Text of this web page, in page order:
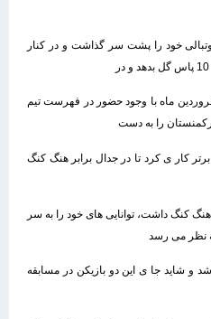
خود را پشت سر گذاشت و در کنار
ماه با وجود حضور در فهرست تیم
را به دست
کار ی کرد تا در جدال برابر هنگ‌ کنگ
کنگ داشت، توانایی‌ های خود را به سر
نظر می‌ رسد
و شاید جا ی این دو بازیکن در مسابقه